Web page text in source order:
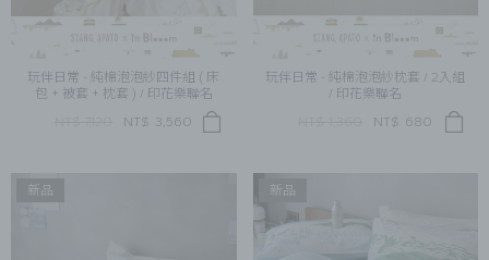
玩伴日常 - 純棉泡泡紗四件組 ( 床
包 + 被套 + 枕套 ) / 印花樂聯名
NT$ 3,560
玩伴日常 - 純棉泡泡紗枕套 / 2入組
/ 印花樂聯名
NT$ 680
新品 新品